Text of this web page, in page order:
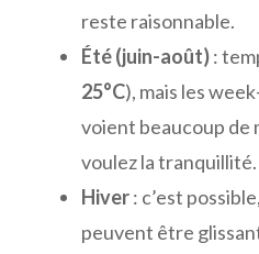
reste raisonnable.
Été (juin-août):
25°C), mais les
voient beaucoup de
voulez la tranquillité.
Hiver: c’est
peuvent être